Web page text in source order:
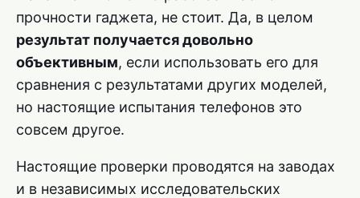
прочности гаджета, не стоит. Да, в целом
результат получается довольно
объективным, если использовать его для
сравнения с результатами других моделей,
но настоящие испытания телефонов это
совсем другое.
Настоящие проверки проводятся на заводах
и в независимых исследовательских